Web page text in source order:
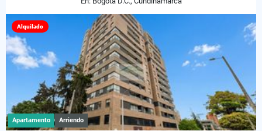
Alquilado
Apartamento Arriendo